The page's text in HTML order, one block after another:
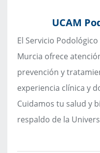
UCAM
El Servicio
Murcia ofrece
prevención y
experiencia clínica y
Cuidamos tu salud y
respaldo de la